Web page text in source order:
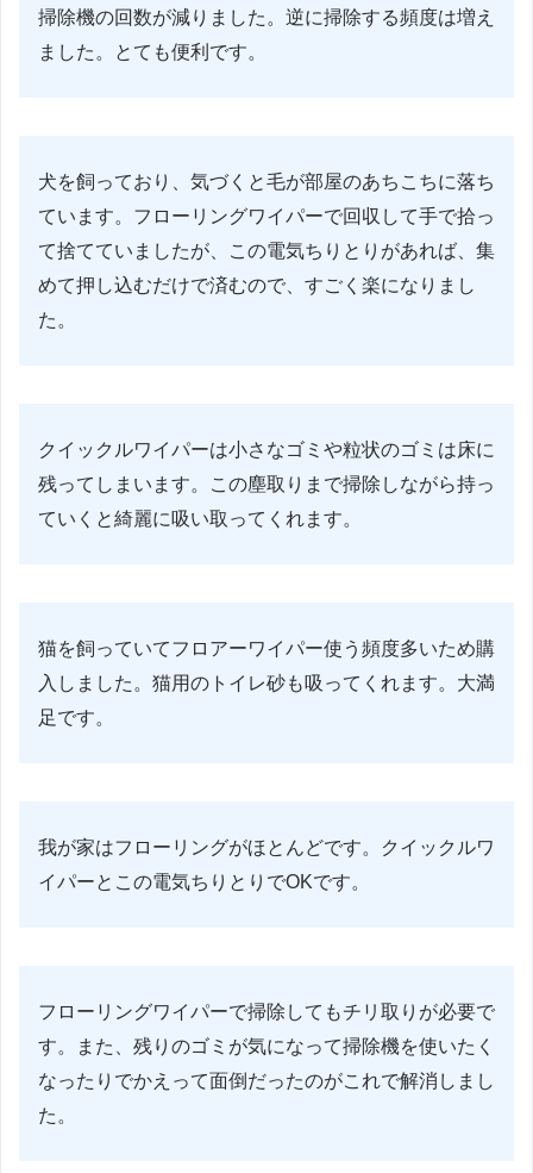
掃除機の回数が減りました。逆に掃除する頻度は増え
ました。とても便利です。
犬を飼っており、気づくと毛が部屋のあちこちに落ち
ています。フローリングワイパーで回収して手で拾っ
て捨てていましたが、この電気ちりとりがあれば、集
めて押し込むだけで済むので、すごく楽になりまし
た。
クイックルワイパーは小さなゴミや粒状のゴミは床に
残ってしまいます。この塵取りまで掃除しながら持っ
ていくと綺麗に吸い取ってくれます。
猫を飼っていてフロアーワイパー使う頻度多いため購
入しました。猫用のトイレ砂も吸ってくれます。大満
足です。
我が家はフローリングがほとんどです。クイックルワ
イパーとこの電気ちりとりでOKです。
フローリングワイパーで掃除してもチリ取りが必要で
す。また、残りのゴミが気になって掃除機を使いたく
なったりでかえって面倒だったのがこれで解消しまし
た。